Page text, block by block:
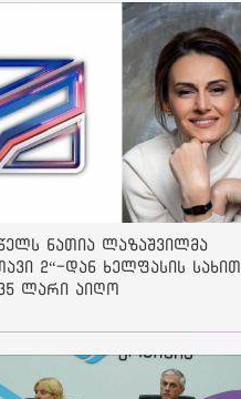
ნათია ლაზაშვილმა
2“-დან ხელფასის სახით
ლარი აიღო